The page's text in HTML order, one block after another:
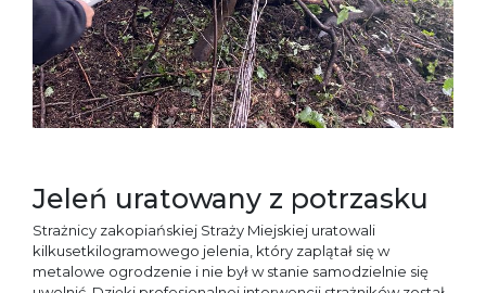
Jeleń uratowany z potrzasku
Strażnicy zakopiańskiej Straży Miejskiej uratowali
kilkusetkilogramowego jelenia, który zaplątał się w
metalowe ogrodzenie i nie był w stanie samodzielnie się